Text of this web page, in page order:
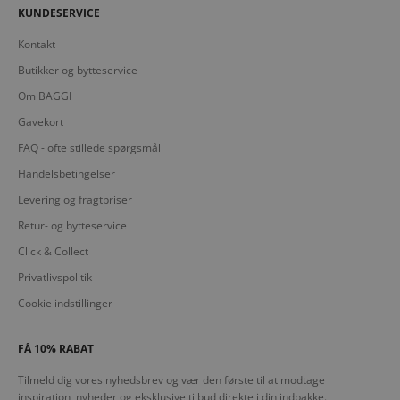
KUNDESERVICE
Kontakt
Butikker og bytteservice
Om BAGGI
Gavekort
FAQ - ofte stillede spørgsmål
Handelsbetingelser
Levering og fragtpriser
Retur- og bytteservice
Click & Collect
Privatlivspolitik
Cookie indstillinger
FÅ 10% RABAT
Tilmeld dig vores nyhedsbrev og vær den første til at modtage
inspiration, nyheder og eksklusive tilbud direkte i din indbakke.